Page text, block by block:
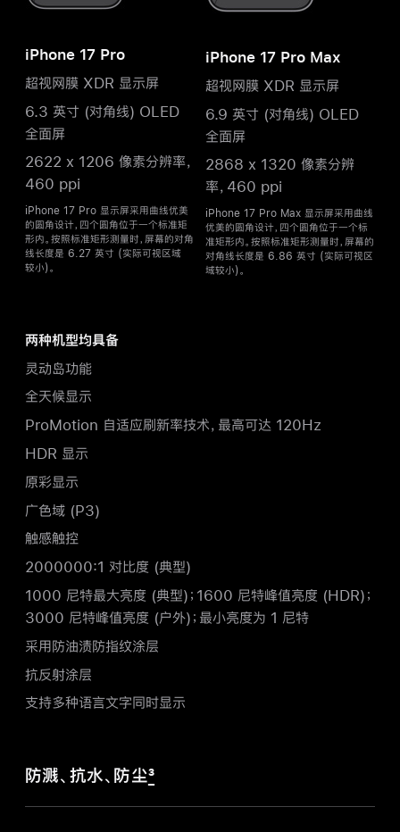
iPhone 17 Pro
超视网膜 XDR 显示屏
6.3 英寸 (对角线) OLED
全面屏
2622 x 1206 像素分辨率，
460 ppi
iPhone 17 Pro 显示屏采用曲线优美
的圆角设计，四个圆角位于一个标准矩
形内。按照标准矩形测量时，屏幕的对角
线长度是 6.27 英寸 (实际可视区域
较小)。
iPhone 17 Pro Max
超视网膜 XDR 显示屏
6.9 英寸 (对角线) OLED
全面屏
2868 x 1320 像素分辨
率，460 ppi
iPhone 17 Pro Max 显示屏采用曲线
优美的圆角设计，四个圆角位于一个标
准矩形内。按照标准矩形测量时，屏幕的
对角线长度是 6.86 英寸 (实际可视区
域较小)。
两种机型均具备
灵动岛功能
全天候显示
ProMotion 自适应刷新率技术，最高可达 120Hz
HDR 显示
原彩显示
广色域 (P3)
触感触控
2000000:1 对比度 (典型)
1000 尼特最大亮度 (典型)；1600 尼特峰值亮度 (HDR)；
3000 尼特峰值亮度 (户外)；最小亮度为 1 尼特
采用防油渍防指纹涂层
抗反射涂层
支持多种语言文字同时显示
防溅、抗水、防尘3